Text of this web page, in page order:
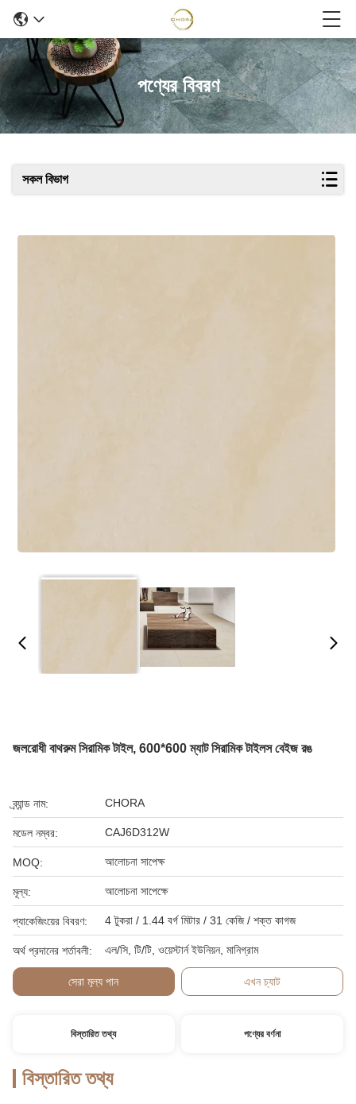
পণ্যের বিবরণ
সকল বিভাগ
জলরোধী বাথরুম সিরামিক টাইল, 600*600 ম্যাট সিরামিক টাইলস বেইজ রঙ
ব্র্যান্ড নাম: CHORA
মডেল নম্বর: CAJ6D312W
MOQ: আলোচনা সাপেক্ষ
মূল্য: আলোচনা সাপেক্ষে
প্যাকেজিংয়ের বিবরণ: 4 টুকরা / 1.44 বর্গ মিটার / 31 কেজি / শক্ত কাগজ
অর্থ প্রদানের শর্তাবলী: এল/সি, টি/টি, ওয়েস্টার্ন ইউনিয়ন, মানিগ্রাম
সেরা মূল্য পান এখন চ্যাট
বিস্তারিত তথ্য পণ্যের বর্ণনা
বিস্তারিত তথ্য